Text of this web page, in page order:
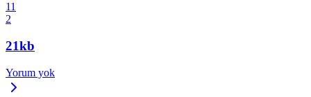
11
2
21kb
Yorum yok